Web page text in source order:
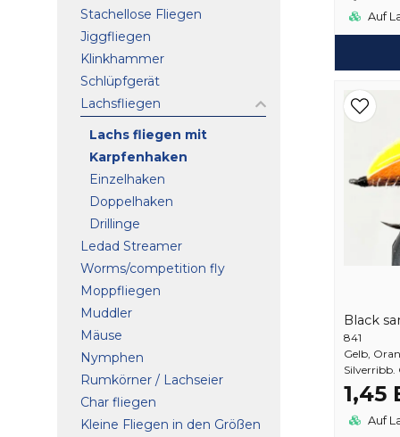
Stachellose Fliegen
Jiggfliegen
Klinkhammer
Schlüpfgerät
Lachsfliegen
Lachs fliegen mit
Karpfenhaken
Einzelhaken
Doppelhaken
Drillinge
Ledad Streamer
Worms/competition fly
Moppfliegen
Muddler
Mäuse
Nymphen
Rumkörner / Lachseier
Char fliegen
Kleine Fliegen in den Größen
Auf
Black
841
Gelb,
Silverribb.
1,45
Auf